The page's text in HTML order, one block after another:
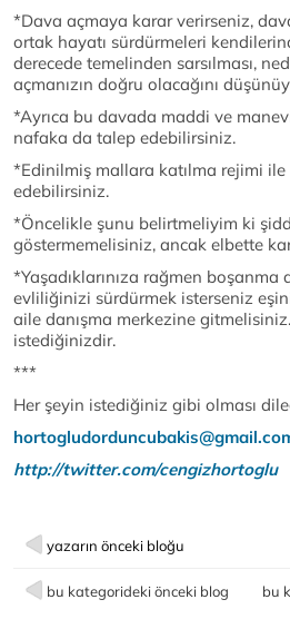
*Dava açmaya karar verirseniz,
ortak hayatı sürdürmeleri
derecede temelinden sarsılması,
açmanızın doğru olacağını
*Ayrıca bu davada maddi ve
nafaka da talep edebilirsiniz.
*Edinilmiş mallara katılma rejimi ile
edebilirsiniz.
*Öncelikle şunu belirtmeliyim ki
göstermemelisiniz, ancak elbette
*Yaşadıklarınıza rağmen boşanma
evliliğinizi sürdürmek isterseniz
aile danışma merkezine
istediğinizdir.
***
Her şeyin istediğiniz gibi olması
http://twitter.com/cengizhortoglu
yazarın önceki bloğu
bu kategorideki önceki blog bu